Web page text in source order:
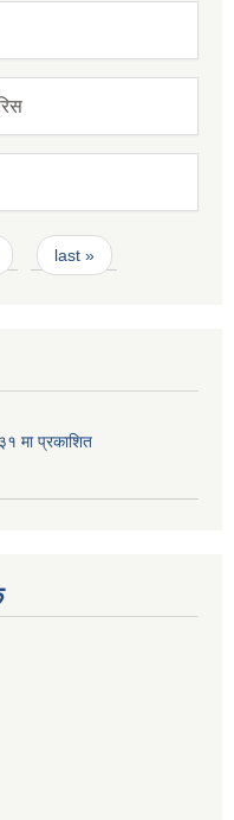
last »
मा प्रकाशित